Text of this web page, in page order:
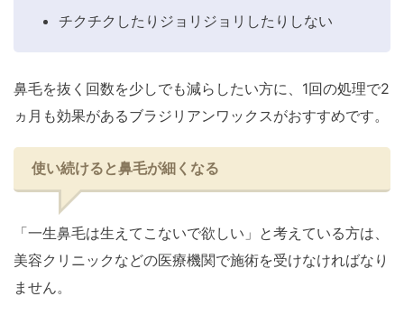
チクチクしたりジョリジョリしたりしない
鼻毛を抜く回数を少しでも減らしたい方に、1回の処理で2
ヵ月も効果があるブラジリアンワックスがおすすめです。
使い続けると鼻毛が細くなる
「一生鼻毛は生えてこないで欲しい」と考えている方は、
美容クリニックなどの医療機関で施術を受けなければなり
ません。